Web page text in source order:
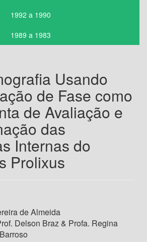
1992 a 1990
1989 a 1983
Usando
de Fase como
de Avaliação e
das
Internas do
Prolixus
de Almeida
Delson Braz & Profa. Regina